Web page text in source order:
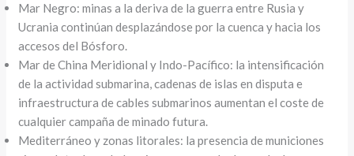
Mar Negro: minas a la deriva de la guerra entre Rusia y
Ucrania continúan desplazándose por la cuenca y hacia los
accesos del Bósforo.
Mar de China Meridional y Indo-Pacífico: la intensificación
de la actividad submarina, cadenas de islas en disputa e
infraestructura de cables submarinos aumentan el coste de
cualquier campaña de minado futura.
Mediterráneo y zonas litorales: la presencia de municiones